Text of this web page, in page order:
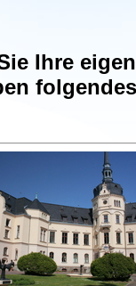
Ihre